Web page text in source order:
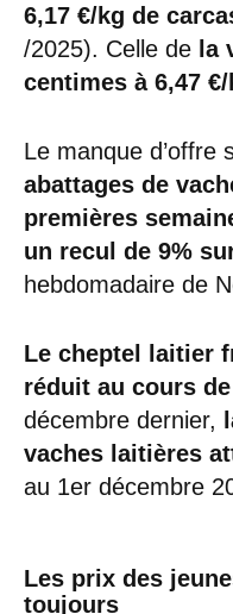
6,17 €/kg de
/2025). Celle de la
centimes à 6,47 €/
Le manque d’offre
abattages de
premières
un recul de 9%
hebdomadaire de
Le cheptel laitier
réduit au cours de
décembre dernier,
vaches laitières
au 1er décembre
Les prix des
toujours